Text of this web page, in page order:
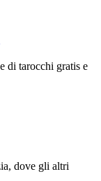
di tarocchi gratis e
dove gli altri